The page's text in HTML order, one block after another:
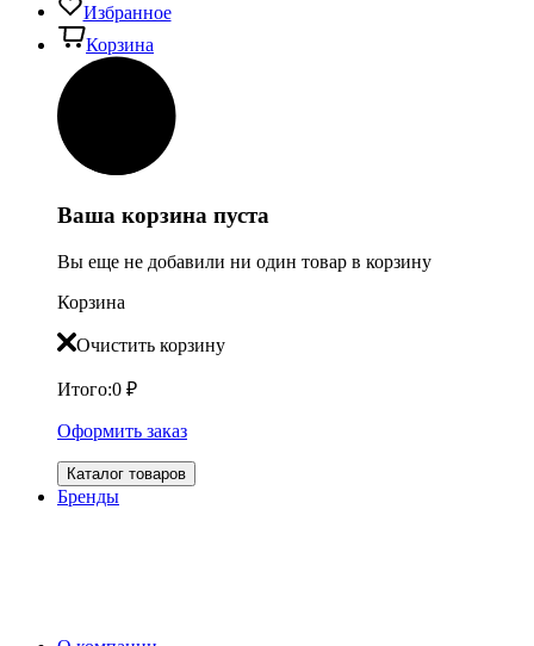
Избранное
Корзина
Ваша корзина пуста
Вы еще не добавили ни один товар в корзину
Корзина
Очистить корзину
Итого:0 ₽
Оформить заказ
Каталог товаров
Бренды